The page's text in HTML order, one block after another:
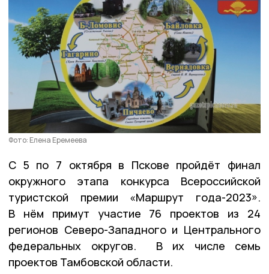
Фото: Елена Еремеева
С 5 по 7 октября в Пскове пройдёт финал
окружного этапа конкурса Всероссийской
туристской премии «Маршрут года-2023».
В нём примут участие 76 проектов из 24
регионов Северо-Западного и Центрального
федеральных округов. В их числе семь
проектов Тамбовской области.